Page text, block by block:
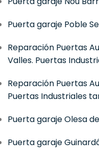
Puerta garaje Poble
Reparación Puertas
Valles. Puertas
Reparación Puertas
Puertas Industriales
Puerta garaje Olesa
Puerta garaje